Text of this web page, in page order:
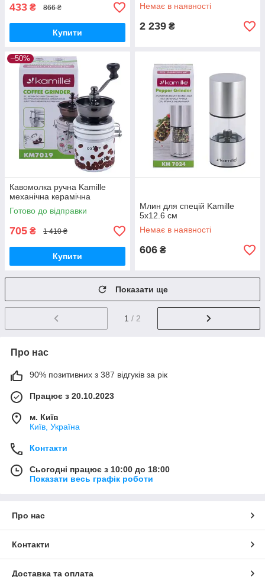
433 ₴ 866 ₴
Купити
Немає в наявності
2 239 ₴
–50%
Кавомолка ручна Kamille
механічна керамічна
Готово до відправки
705 ₴ 1 410 ₴
Купити
Млин для спецій Kamille
5х12.6 см
Немає в наявності
606 ₴
Показати ще
1 / 2
Про нас
90% позитивних з 387 відгуків за рік
Працює з 20.10.2023
м. Київ
Київ, Україна
Контакти
Сьогодні працює з 10:00 до 18:00
Показати весь графік роботи
Про нас
Контакти
Доставка та оплата